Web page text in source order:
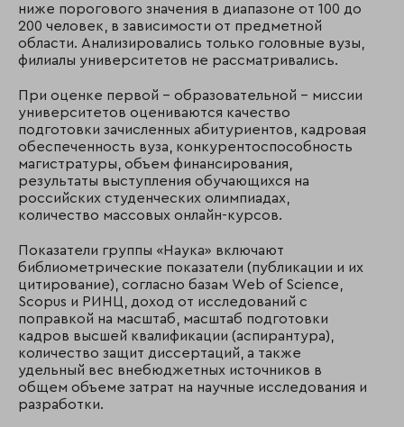
ниже порогового значения в диапазоне от 100 до
200 человек, в зависимости от предметной
области. Анализировались только головные вузы,
филиалы университетов не рассматривались.
При оценке первой – образовательной – миссии
университетов оцениваются качество
подготовки зачисленных абитуриентов, кадровая
обеспеченность вуза, конкурентоспособность
магистратуры, объем финансирования,
результаты выступления обучающихся на
российских студенческих олимпиадах,
количество массовых онлайн-курсов.
Показатели группы «Наука» включают
библиометрические показатели (публикации и их
цитирование), согласно базам Web of Science,
Scopus и РИНЦ, доход от исследований c
поправкой на масштаб, масштаб подготовки
кадров высшей квалификации (аспирантура),
количество защит диссертаций, а также
удельный вес внебюджетных источников в
общем объеме затрат на научные исследования и
разработки.